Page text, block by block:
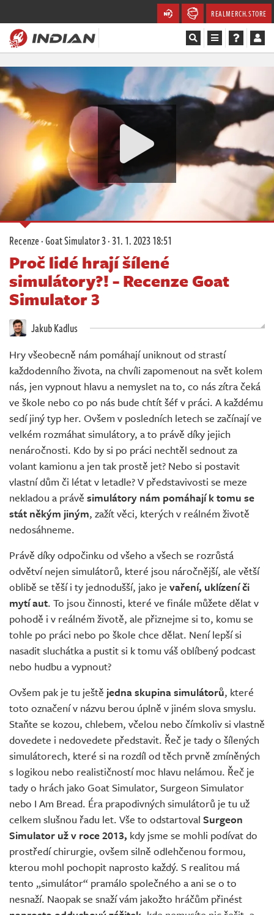
REALMERCH.STORE
Magazín
Recenze
Videa
Soutěže
Databáze
Komunita
Redakce
Živě
Recenze·Goat Simulator 3·31. 1. 2023 18:51
Proč lidé hrají šílené
simulátory?! - Recenze Goat
Simulator 3
Jakub Kadlus
Hry všeobecně nám pomáhají uniknout od strastí
každodenního života, na chvíli zapomenout na svět kolem
nás, jen vypnout hlavu a nemyslet na to, co nás zítra čeká
ve škole nebo co po nás bude chtít šéf v práci. A každému
sedí jiný typ her. Ovšem v posledních letech se začínají ve
velkém rozmáhat simulátory, a to právě díky jejich
nenáročnosti. Kdo by si po práci nechtěl sednout za
volant kamionu a jen tak prostě jet? Nebo si postavit
vlastní dům či létat v letadle? V představivosti se meze
nekladou a právě simulátory nám pomáhají k tomu se
stát někým jiným, zažít věci, kterých v reálném životě
nedosáhneme.
Právě díky odpočinku od všeho a všech se rozrůstá
odvětví nejen simulátorů, které jsou náročnější, ale větší
oblibě se těší i ty jednodušší, jako je vaření, uklízení či
mytí aut. To jsou činnosti, které ve finále můžete dělat v
pohodě i v reálném životě, ale přiznejme si to, komu se
tohle po práci nebo po škole chce dělat. Není lepší si
nasadit sluchátka a pustit si k tomu váš oblíbený podcast
nebo hudbu a vypnout?
Ovšem pak je tu ještě jedna skupina simulátorů, které
toto označení v názvu berou úplně v jiném slova smyslu.
Staňte se kozou, chlebem, včelou nebo čímkoliv si vlastně
dovedete i nedovedete představit. Řeč je tady o šílených
simulátorech, které si na rozdíl od těch prvně zmíněných
s logikou nebo realističností moc hlavu nelámou. Řeč je
tady o hrách jako Goat Simulator, Surgeon Simulator
nebo I Am Bread. Éra prapodivných simulátorů je tu už
celkem slušnou řadu let. Vše to odstartoval Surgeon
Simulator už v roce 2013, kdy jsme se mohli podívat do
prostředí chirurgie, ovšem silně odlehčenou formou,
kterou mohl pochopit naprosto každý. S realitou má
tento „simulátor“ pramálo společného a ani se o to
nesnaží. Naopak se snaží vám jakožto hráčům přinést